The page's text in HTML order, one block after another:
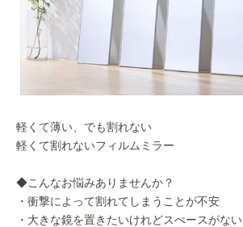
軽くて薄い、でも割れない
軽くて割れないフィルムミラー
◆こんなお悩みありませんか？
・衝撃によって割れてしまうことが不安
・大きな鏡を置きたいけれどスぺースがない